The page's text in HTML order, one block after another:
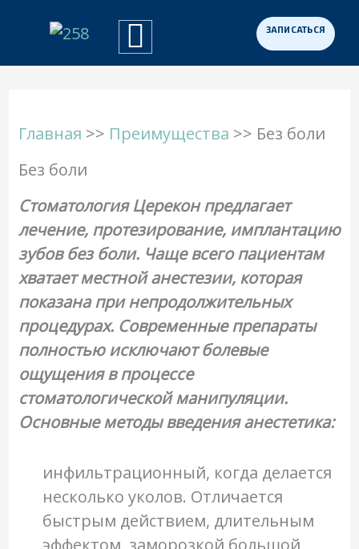
Главная >> Преимущества >> Без боли
Без боли
Стоматология Церекон предлагает
лечение, протезирование, имплантацию
зубов без боли. Чаще всего пациентам
хватает местной анестезии, которая
показана при непродолжительных
процедурах. Современные препараты
полностью исключают болевые
ощущения в процессе
стоматологической манипуляции.
Основные методы введения анестетика:
инфильтрационный, когда делается
несколько уколов. Отличается
быстрым действием, длительным